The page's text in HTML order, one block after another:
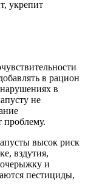
укрепит
в рацион
в
не
проблему.
высок риск
вздутия,
и
пестициды,